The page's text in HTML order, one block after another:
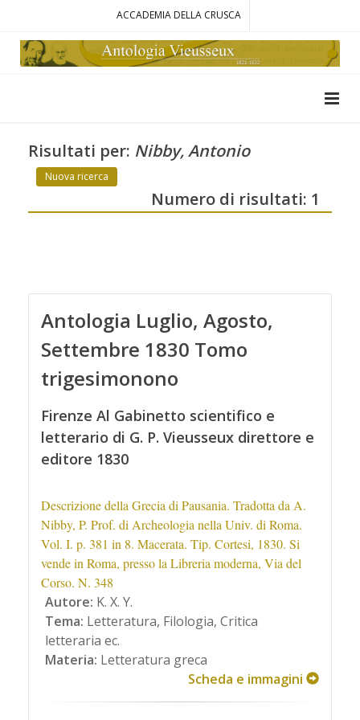
ACCADEMIA DELLA CRUSCA
Risultati per: Nibby, Antonio
Nuova ricerca
Numero di risultati: 1
Antologia Luglio, Agosto,
Settembre 1830 Tomo
trigesimonono
Firenze Al Gabinetto scientifico e
letterario di G. P. Vieusseux direttore e
editore 1830
Descrizione della Grecia di Pausania. Tradotta da A.
Nibby, P. Prof. di Archeologia nella Univ. di Roma.
Vol. I. p. 381 in 8. Macerata. Tip. Cortesi, 1830. Si
vende in Roma, presso la Libreria moderna, Via del
Corso. N. 348
Autore: K. X. Y.
Tema: Letteratura, Filologia, Critica
letteraria ec.
Materia: Letteratura greca
Scheda e immagini